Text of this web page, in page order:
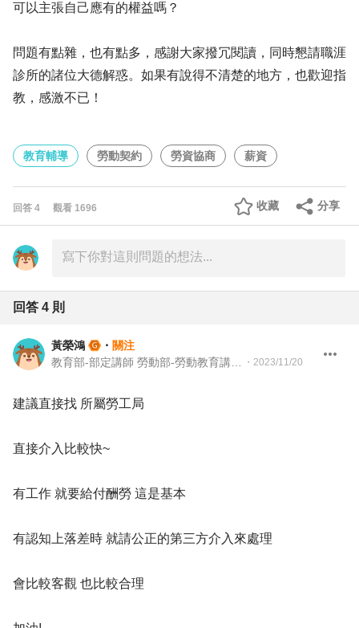
可以主張自己應有的權益嗎？
問題有點雜，也有點多，感謝大家撥冗閱讀，同時懇請職涯
診所的諸位大德解惑。如果有說得不清楚的地方，也歡迎指
教，感激不已！
教育輔導 勞動契約 勞資協商 薪資
回答 4 觀看 1696 分享
收藏
回答 4 則
黃榮鴻 ・ 關注
・ 2023/11/20
建議直接找 所屬勞工局
直接介入比較快~
有工作 就要給付酬勞 這是基本
有認知上落差時 就請公正的第三方介入來處理
會比較客觀 也比較合理